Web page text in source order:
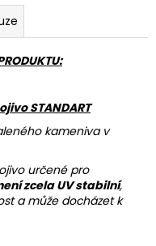
STANDART
kameniva v
určené pro
zcela UV stabilní,
a může docházet k